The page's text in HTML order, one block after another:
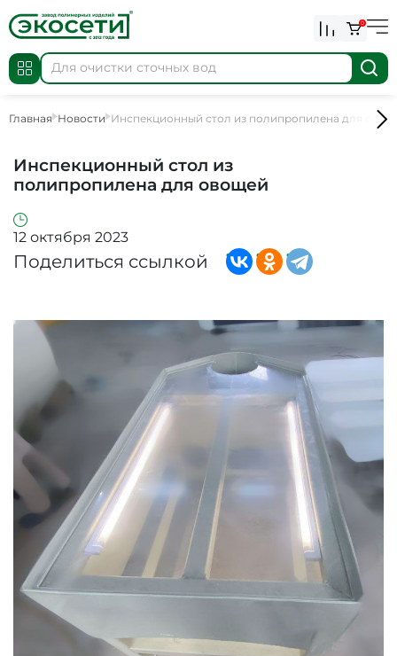
0
Главная Новости Инспекционный стол из полипропилена для
Инспекционный стол из
полипропилена для овощей
12 октября 2023
Поделиться ссылкой